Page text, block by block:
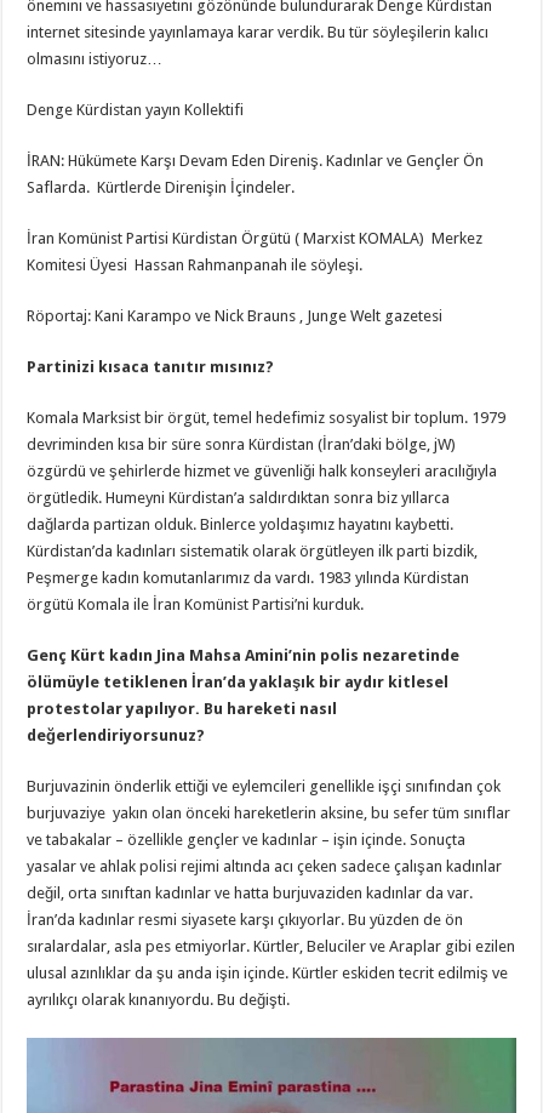
önemini ve hassasiyetini gözönünde bulundurarak Denge Kürdistan
internet sitesinde yayınlamaya karar verdik. Bu tür söyleşilerin kalıcı
olmasını istiyoruz…
Denge Kürdistan yayın Kollektifi
İRAN: Hükümete Karşı Devam Eden Direniş. Kadınlar ve Gençler Ön
Saflarda. Kürtlerde Direnişin İçindeler.
İran Komünist Partisi Kürdistan Örgütü ( Marxist KOMALA) Merkez
Komitesi Üyesi Hassan Rahmanpanah ile söyleşi.
Röportaj: Kani Karampo ve Nick Brauns , Junge Welt gazetesi
Partinizi kısaca tanıtır mısınız?
Komala Marksist bir örgüt, temel hedefimiz sosyalist bir toplum. 1979
devriminden kısa bir süre sonra Kürdistan (İran’daki bölge, jW)
özgürdü ve şehirlerde hizmet ve güvenliği halk konseyleri aracılığıyla
örgütledik. Humeyni Kürdistan’a saldırdıktan sonra biz yıllarca
dağlarda partizan olduk. Binlerce yoldaşımız hayatını kaybetti.
Kürdistan’da kadınları sistematik olarak örgütleyen ilk parti bizdik,
Peşmerge kadın komutanlarımız da vardı. 1983 yılında Kürdistan
örgütü Komala ile İran Komünist Partisi’ni kurduk.
Genç Kürt kadın Jina Mahsa Amini’nin polis nezaretinde
ölümüyle tetiklenen İran’da yaklaşık bir aydır kitlesel
protestolar yapılıyor. Bu hareketi nasıl
değerlendiriyorsunuz?
Burjuvazinin önderlik ettiği ve eylemcileri genellikle işçi sınıfından çok
burjuvaziye yakın olan önceki hareketlerin aksine, bu sefer tüm sınıflar
ve tabakalar – özellikle gençler ve kadınlar – işin içinde. Sonuçta
yasalar ve ahlak polisi rejimi altında acı çeken sadece çalışan kadınlar
değil, orta sınıftan kadınlar ve hatta burjuvaziden kadınlar da var.
İran’da kadınlar resmi siyasete karşı çıkıyorlar. Bu yüzden de ön
sıralardalar, asla pes etmiyorlar. Kürtler, Beluciler ve Araplar gibi ezilen
ulusal azınlıklar da şu anda işin içinde. Kürtler eskiden tecrit edilmiş ve
ayrılıkçı olarak kınanıyordu. Bu değişti.